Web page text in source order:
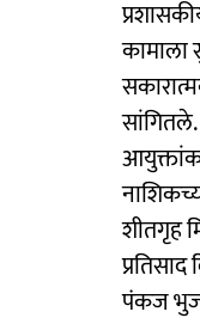
कामाला
शीतगृह
पंकज